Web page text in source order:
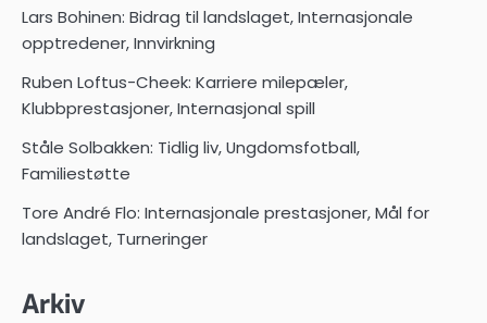
Lars Bohinen: Bidrag til landslaget, Internasjonale
opptredener, Innvirkning
Ruben Loftus-Cheek: Karriere milepæler,
Klubbprestasjoner, Internasjonal spill
Ståle Solbakken: Tidlig liv, Ungdomsfotball,
Familiestøtte
Tore André Flo: Internasjonale prestasjoner, Mål for
landslaget, Turneringer
Arkiv